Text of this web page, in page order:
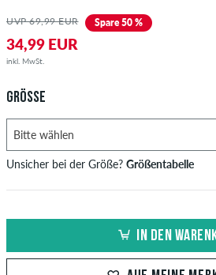
UVP 69,99 EUR Spare 50 %
34,99 EUR
inkl. MwSt.
GRÖSSE
Unsicher bei der Größe? Größentabelle
IN DEN